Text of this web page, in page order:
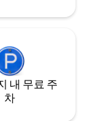
통과할 수 없는 경
이 좋습니다. 자연환경에 대해. 호텔은 자연
환경을 갖추고 있
오지 않도록 조치
예방이 어렵기 때
스트에게는 숙박
내 무료 주
차